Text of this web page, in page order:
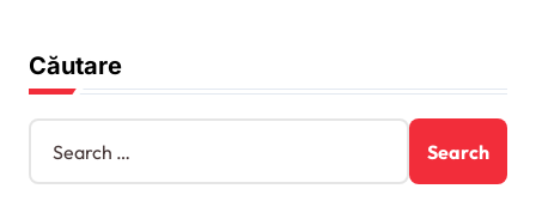
Căutare
S
a